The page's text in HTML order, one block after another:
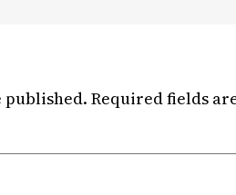
published.Required fields